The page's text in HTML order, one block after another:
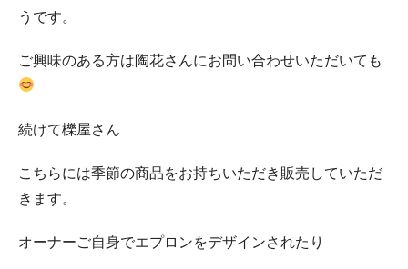
うです。
ご興味のある方は陶花さんにお問い合わせいただいても
続けて櫟屋さん
こちらには季節の商品をお持ちいただき販売していただ
きます。
オーナーご自身でエプロンをデザインされたり